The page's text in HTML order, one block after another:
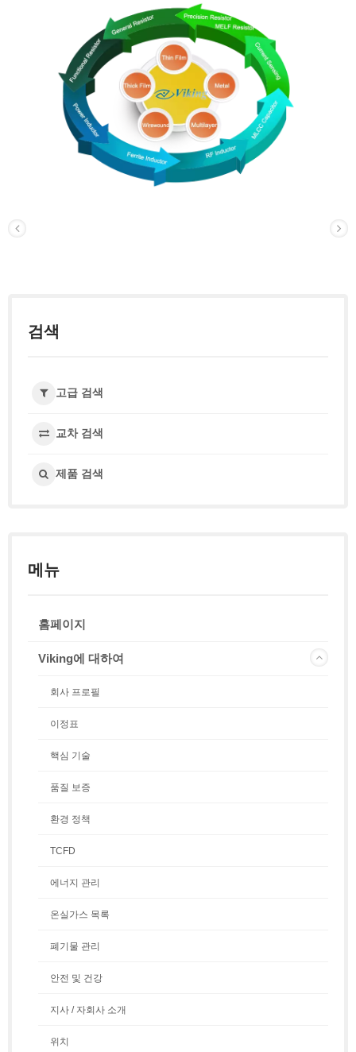
검색
고급 검색
교차 검색
제품 검색
메뉴
홈페이지
Viking에 대하여
회사 프로필
이정표
핵심 기술
품질 보증
환경 정책
TCFD
에너지 관리
온실가스 목록
폐기물 관리
안전 및 건강
지사 / 자회사 소개
위치